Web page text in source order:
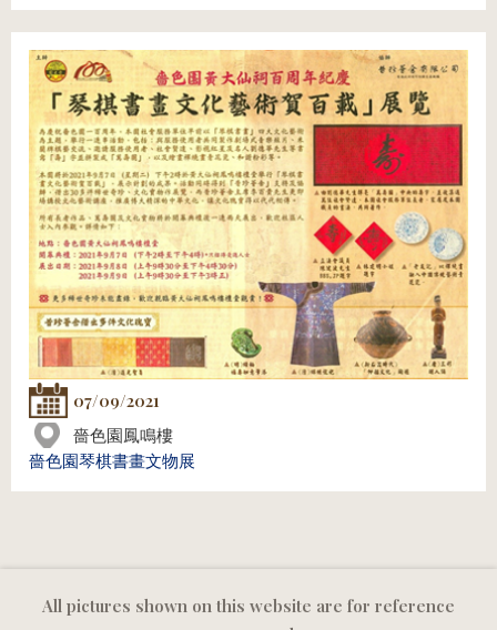
07/09/2021
嗇色園鳳鳴樓
嗇色園琴棋書畫文物展
All pictures shown on this website are for reference